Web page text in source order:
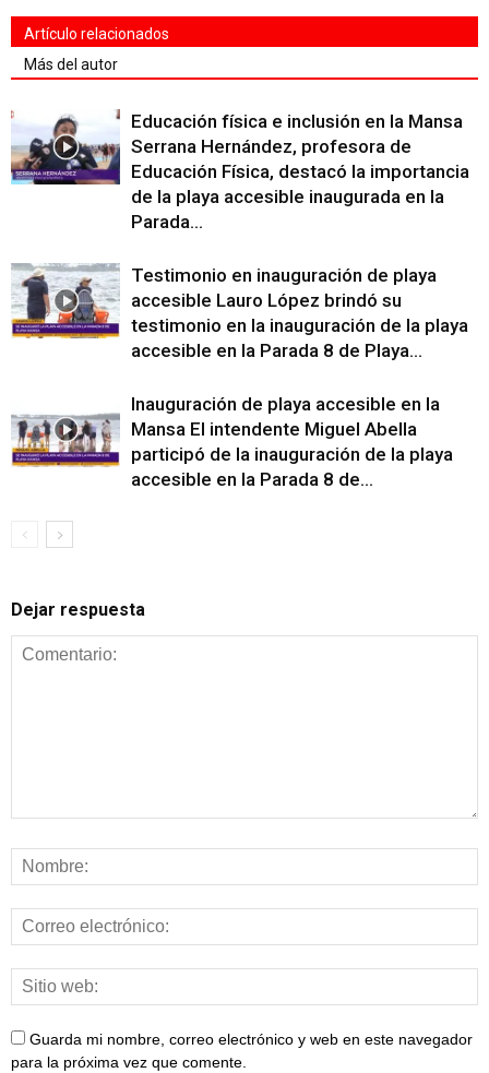
Artículo relacionados
Más del autor
Educación física e inclusión en la Mansa
Serrana Hernández, profesora de
Educación Física, destacó la importancia
de la playa accesible inaugurada en la
Parada...
Testimonio en inauguración de playa
accesible Lauro López brindó su
testimonio en la inauguración de la playa
accesible en la Parada 8 de Playa...
Inauguración de playa accesible en la
Mansa El intendente Miguel Abella
participó de la inauguración de la playa
accesible en la Parada 8 de...
Dejar respuesta
Guarda mi nombre, correo electrónico y web en este navegador
para la próxima vez que comente.